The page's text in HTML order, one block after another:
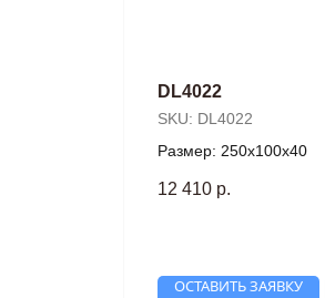
DL4022
SKU: DL4022
Размер: 250х100х40
12 410 р.
ОСТАВИТЬ ЗАЯВКУ